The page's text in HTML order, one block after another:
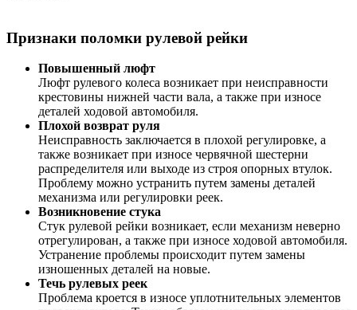
Признаки поломки рулевой рейки
Повышенный люфт
Люфт рулевого колеса возникает при неисправности
крестовины нижней части вала, а также при износе
деталей ходовой автомобиля.
Плохой возврат руля
Неисправность заключается в плохой регулировке, а
также возникает при износе червячной шестерни
распределителя или выходе из строя опорных втулок.
Проблему можно устранить путем замены деталей
механизма или регулировки реек.
Возникновение стука
Стук рулевой рейки возникает, если механизм неверно
отрегулирован, а также при износе ходовой автомобиля.
Устранение проблемы происходит путем замены
изношенных деталей на новые.
Течь рулевых реек
Проблема кроется в износе уплотнительных элементов